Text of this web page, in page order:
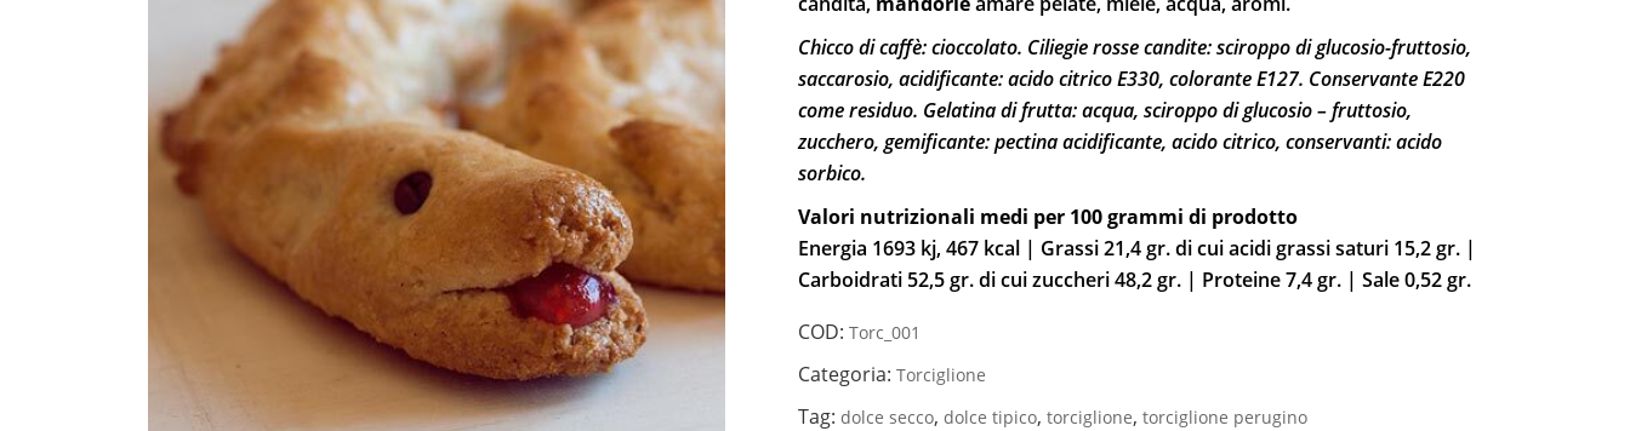
Chicco di caffè: cioccolato. Ciliegie rosse candite: sciroppo di glucosio-fruttosio,
saccarosio, acidificante: acido citrico E330, colorante E127. Conservante E220
come residuo. Gelatina di frutta: acqua, sciroppo di glucosio – fruttosio,
zucchero, gemificante: pectina acidificante, acido citrico, conservanti: acido
sorbico.
Valori nutrizionali medi per 100 grammi di prodotto
Energia 1693 kj, 467 kcal | Grassi 21,4 gr. di cui acidi grassi saturi 15,2 gr. |
Carboidrati 52,5 gr. di cui zuccheri 48,2 gr. | Proteine 7,4 gr. | Sale 0,52 gr.
COD: Torc_001
Categoria: Torciglione
Tag: dolce secco, dolce tipico, torciglione, torciglione perugino